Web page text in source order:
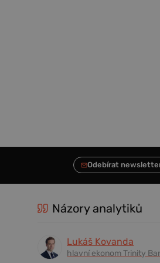
Názory analytiků
Lukáš Kovanda
hlavní ekonom Trinity